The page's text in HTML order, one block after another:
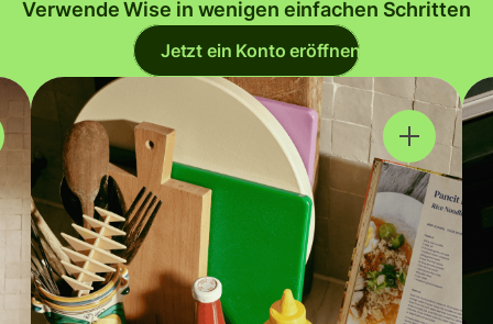
Verwende Wise in wenigen einfachen Schritten
Jetzt ein Konto eröffnen